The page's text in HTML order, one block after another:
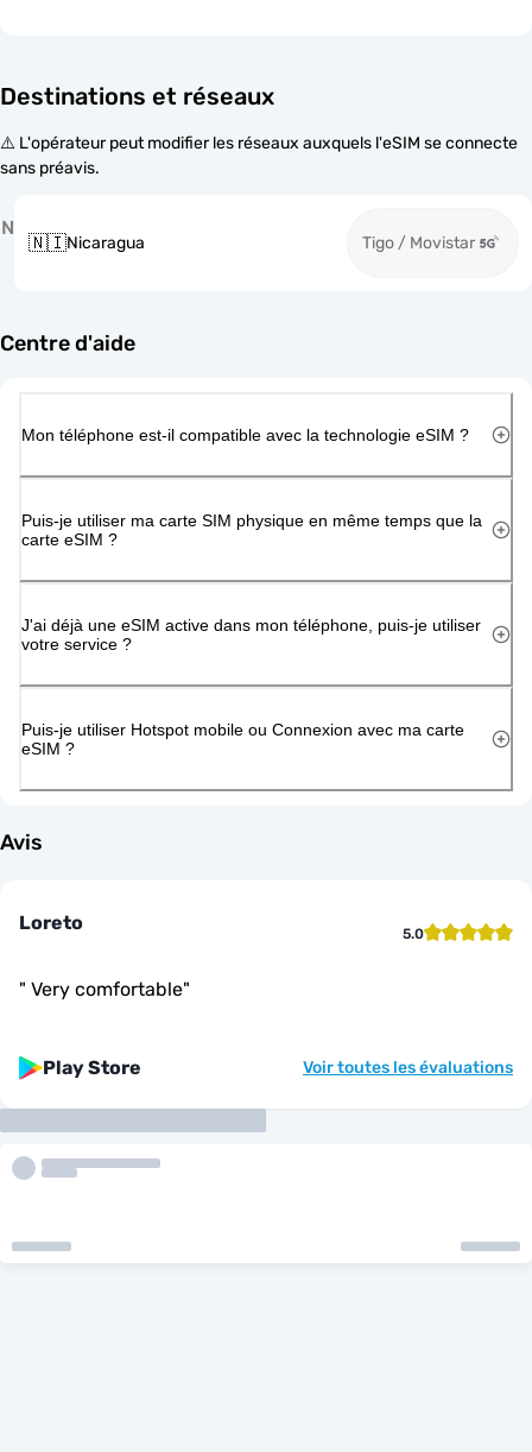
Destinations et réseaux
⚠️ L'opérateur peut modifier les réseaux auxquels l'eSIM se connecte
sans préavis.
N
🇳🇮Nicaragua Tigo / Movistar
Centre d'aide
Mon téléphone est-il compatible avec la technologie eSIM ?
Puis-je utiliser ma carte SIM physique en même temps que la
carte eSIM ?
J'ai déjà une eSIM active dans mon téléphone, puis-je utiliser
votre service ?
Puis-je utiliser Hotspot mobile ou Connexion avec ma carte
eSIM ?
Avis
Loreto 5.0
" Very comfortable"
Play Store Voir toutes les évaluations